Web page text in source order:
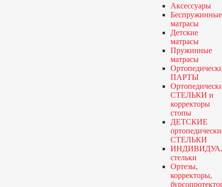
Аксессуары
Беспружинные
матрасы
Детские
матрасы
Пружинные
матрасы
ПАРТЫ
СТЕЛЬКИ и
корректоры
стопы
ДЕТСКИЕ
СТЕЛЬКИ
стельки
Ортезы,
корректоры,